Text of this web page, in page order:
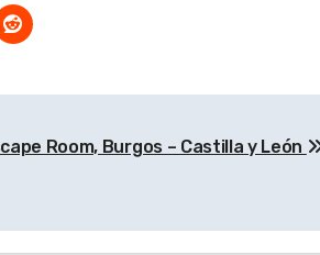
y León
Room, Burgos – Castilla y León